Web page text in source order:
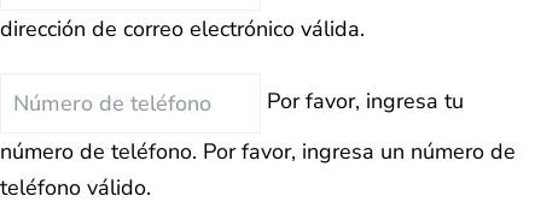
dirección de correo electrónico válida.
Teléfono
Por favor, ingresa tu
número de teléfono. Por favor, ingresa un número de
teléfono válido.